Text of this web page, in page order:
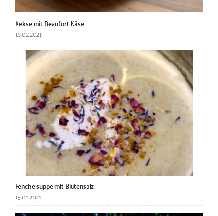
Kekse mit Beaufort Käse
16.02.2021
Fenchelsuppe mit Blütensalz
15.01.2021